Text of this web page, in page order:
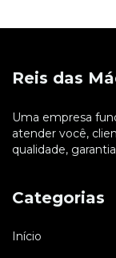
Reis das
Uma empresa
atender você,
qualidade,
Categorias
Início